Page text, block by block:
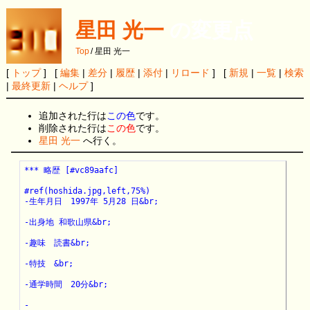
星田 光一の変更点
Top/ 星田 光一
[ トップ] [ 編集| 差分| 履歴| 添付| リロード ] [ 新規 | 一覧| 検索
| 最終更新| ヘルプ]
追加された行はこの色です。
削除された行はこの色です。
星田 光一 へ行く。
*** 略歴 [#vc89aafc]
#ref(hoshida.jpg,left,75%)
-生年月日　1997年 5月28 日&br;
-出身地 和歌山県&br;
-趣味　読書&br;
-特技　&br;
-通学時間　20分&br;
-